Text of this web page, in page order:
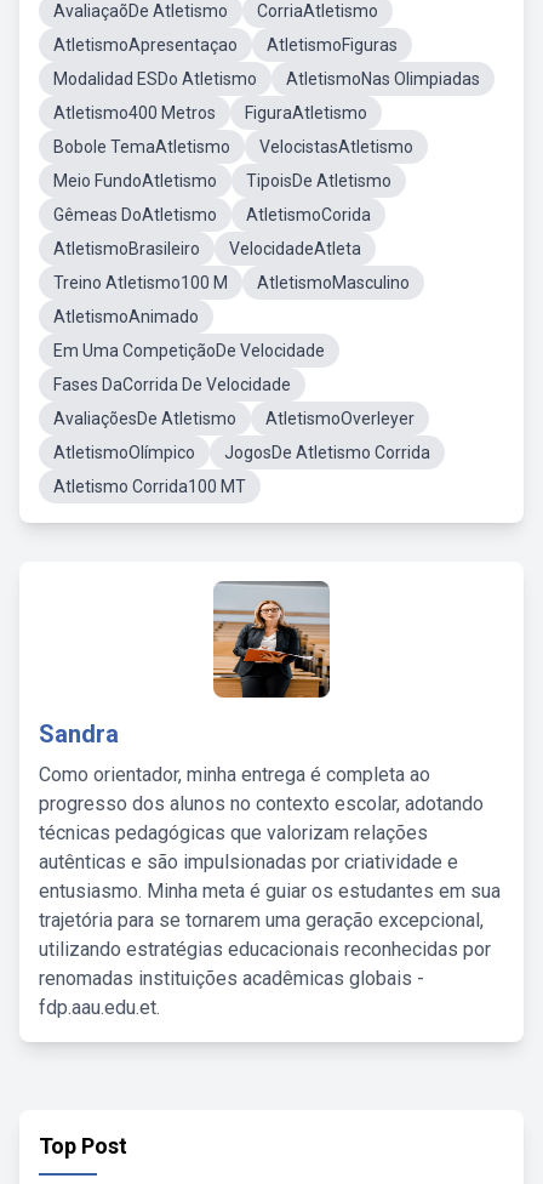
AvaliaçaõDe Atletismo
CorriaAtletismo
AtletismoApresentaçao
AtletismoFiguras
Modalidad ESDo Atletismo
AtletismoNas Olimpiadas
Atletismo400 Metros
FiguraAtletismo
Bobole TemaAtletismo
VelocistasAtletismo
Meio FundoAtletismo
TipoisDe Atletismo
Gêmeas DoAtletismo
AtletismoCorida
AtletismoBrasileiro
VelocidadeAtleta
Treino Atletismo100 M
AtletismoMasculino
AtletismoAnimado
Em Uma CompetiçãoDe Velocidade
Fases DaCorrida De Velocidade
AvaliaçõesDe Atletismo
AtletismoOverleyer
AtletismoOlímpico
JogosDe Atletismo Corrida
Atletismo Corrida100 MT
Sandra
Como orientador, minha entrega é completa ao
progresso dos alunos no contexto escolar, adotando
técnicas pedagógicas que valorizam relações
autênticas e são impulsionadas por criatividade e
entusiasmo. Minha meta é guiar os estudantes em sua
trajetória para se tornarem uma geração excepcional,
utilizando estratégias educacionais reconhecidas por
renomadas instituições acadêmicas globais -
fdp.aau.edu.et.
Top Post